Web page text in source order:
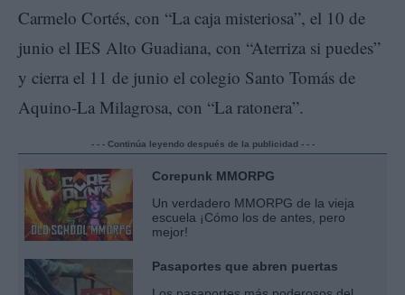
Carmelo Cortés, con “La caja misteriosa”, el 10 de
junio el IES Alto Guadiana, con “Aterriza si puedes”
y cierra el 11 de junio el colegio Santo Tomás de
Aquino-La Milagrosa, con “La ratonera”.
- - - Continúa leyendo después de la publicidad - - -
Corepunk MMORPG
Un verdadero MMORPG de la vieja
escuela ¡Cómo los de antes, pero
mejor!
Pasaportes que abren puertas